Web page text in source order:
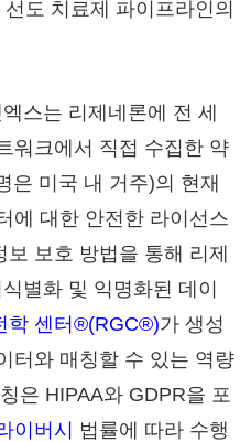
도 치료제 파이프라인의
스는 리제네론에 전 세
워크에서 직접 수집한 약
은 미국 내 거주)의 현재
에 대한 안전한 라이선스
보호 방법을 통해 리제
별화 및 익명화된 데이
학 센터®(RGC®)가 생성
터와 매칭할 수 있는 역량
은 HIPAA와 GDPR을 포
이버시
법률에 따라 수행